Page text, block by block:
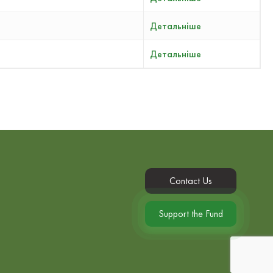
Детальніше
Детальніше
Contact Us
Support the Fund